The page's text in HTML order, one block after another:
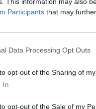
Participants that may
Data Processing Opt Outs
opt-out of the Sharing of
In
opt-out of the Sale of my